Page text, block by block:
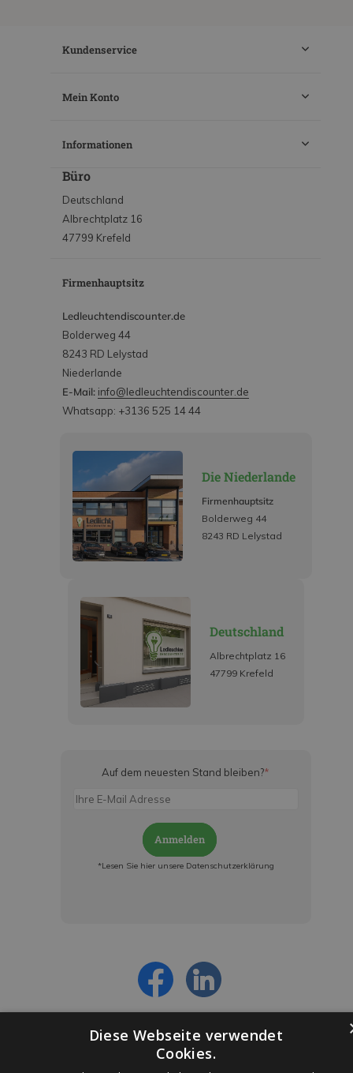
Kundenservice
Mein Konto
Informationen
Büro
Deutschland
Albrechtplatz 16
47799 Krefeld
Firmenhauptsitz
Ledleuchtendiscounter.de
Bolderweg 44
8243 RD Lelystad
Niederlande
E-Mail: info@ledleuchtendiscounter.de
Whatsapp: +3136 525 14 44
Die Niederlande
Firmenhauptsitz
Bolderweg 44
8243 RD Lelystad
Deutschland
Albrechtplatz 16
47799 Krefeld
Auf dem neuesten Stand bleiben?*
Anmelden
*Lesen Sie hier unsere Datenschutzerklärung
Diese Webseite verwendet
Cookies.